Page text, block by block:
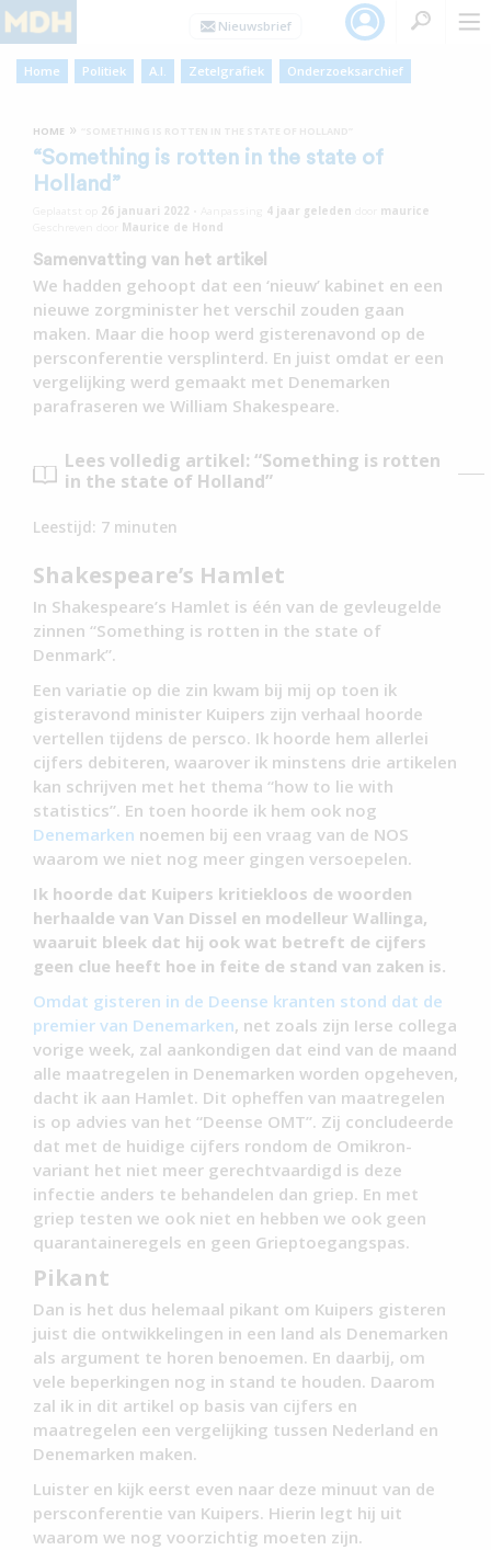
Home Politiek A.I. Zetelgrafiek Onderzoeksarchief
HOME »
“Something is rotten in the state of
Holland”
26 januari 2022 4 jaar geleden
maurice
Maurice de Hond
Samenvatting van het artikel
We hadden gehoopt dat een ‘nieuw’ kabinet en een
nieuwe zorgminister het verschil zouden gaan
maken. Maar die hoop werd gisterenavond op de
persconferentie versplinterd. En juist omdat er een
vergelijking werd gemaakt met Denemarken
parafraseren we William Shakespeare.
Lees volledig artikel: “Something is rotten
in the state of Holland”
Leestijd: 7 minuten
Shakespeare’s Hamlet
In Shakespeare’s Hamlet is één van de gevleugelde
zinnen “Something is rotten in the state of
Denmark”.
Een variatie op die zin kwam bij mij op toen ik
gisteravond minister Kuipers zijn verhaal hoorde
vertellen tijdens de persco. Ik hoorde hem allerlei
cijfers debiteren, waarover ik minstens drie artikelen
kan schrijven met het thema “how to lie with
statistics”. En toen hoorde ik hem ook nog
Denemarken noemen bij een vraag van de NOS
waarom we niet nog meer gingen versoepelen.
Ik hoorde dat Kuipers kritiekloos de woorden
herhaalde van Van Dissel en modelleur Wallinga,
waaruit bleek dat hij ook wat betreft de cijfers
geen clue heeft hoe in feite de stand van zaken is.
Omdat gisteren in de Deense kranten stond dat de
premier van Denemarken, net zoals zijn Ierse collega
vorige week, zal aankondigen dat eind van de maand
alle maatregelen in Denemarken worden opgeheven,
dacht ik aan Hamlet. Dit opheffen van maatregelen
is op advies van het “Deense OMT”. Zij concludeerde
dat met de huidige cijfers rondom de Omikron-
variant het niet meer gerechtvaardigd is deze
infectie anders te behandelen dan griep. En met
griep testen we ook niet en hebben we ook geen
quarantaineregels en geen Grieptoegangspas.
Pikant
Dan is het dus helemaal pikant om Kuipers gisteren
juist die ontwikkelingen in een land als Denemarken
als argument te horen benoemen. En daarbij, om
vele beperkingen nog in stand te houden. Daarom
zal ik in dit artikel op basis van cijfers en
maatregelen een vergelijking tussen Nederland en
Denemarken maken.
Luister en kijk eerst even naar deze minuut van de
persconferentie van Kuipers. Hierin legt hij uit
waarom we nog voorzichtig moeten zijn.